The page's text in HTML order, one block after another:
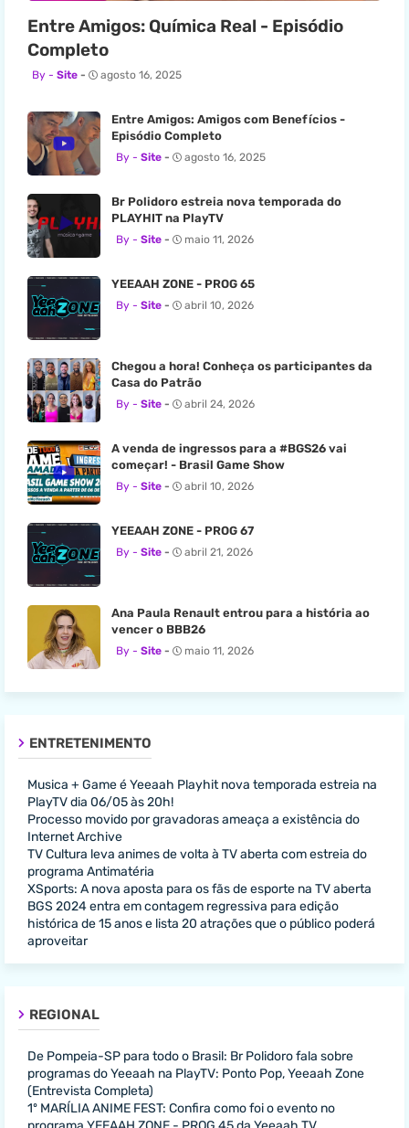
Entre Amigos: Química Real - Episódio
Completo
Site agosto 16, 2025
Entre Amigos: Amigos com Benefícios -
Episódio Completo
Site agosto 16, 2025
Br Polidoro estreia nova temporada do
PLAYHIT na PlayTV
Site maio 11, 2026
YEEAAH ZONE - PROG 65
Site abril 10, 2026
Chegou a hora! Conheça os participantes da
Casa do Patrão
Site abril 24, 2026
A venda de ingressos para a #BGS26 vai
começar! - Brasil Game Show
Site abril 10, 2026
YEEAAH ZONE - PROG 67
Site abril 21, 2026
Ana Paula Renault entrou para a história ao
vencer o BBB26
Site maio 11, 2026
ENTRETENIMENTO
Musica + Game é Yeeaah Playhit nova temporada estreia na
PlayTV dia 06/05 às 20h!
Processo movido por gravadoras ameaça a existência do
Internet Archive
TV Cultura leva animes de volta à TV aberta com estreia do
programa Antimatéria
XSports: A nova aposta para os fãs de esporte na TV aberta
BGS 2024 entra em contagem regressiva para edição
histórica de 15 anos e lista 20 atrações que o público poderá
aproveitar
REGIONAL
De Pompeia-SP para todo o Brasil: Br Polidoro fala sobre
programas do Yeeaah na PlayTV: Ponto Pop, Yeeaah Zone
(Entrevista Completa)
1º MARÍLIA ANIME FEST: Confira como foi o evento no